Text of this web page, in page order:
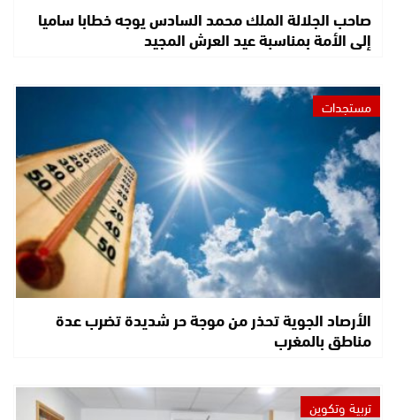
صاحب الجلالة الملك محمد السادس يوجه خطابا ساميا
إلى الأمة بمناسبة عيد العرش المجيد
مستجدات
الأرصاد الجوية تحذر من موجة حر شديدة تضرب عدة
مناطق بالمغرب
تربية وتكوين